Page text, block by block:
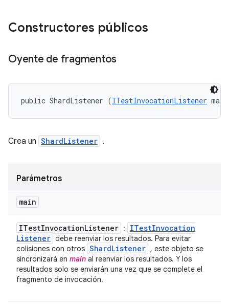
Constructores públicos
Oyente de fragmentos
public ShardListener (ITestInvocationListener
Crea un ShardListener .
Parámetros
main
ITestInvocationListener : ITestInvocation
Listener debe reenviar los resultados. Para evitar
colisiones con otros ShardListener , este objeto se
sincronizará en main al reenviar los resultados. Y los
resultados solo se enviarán una vez que se complete el
fragmento de invocación.